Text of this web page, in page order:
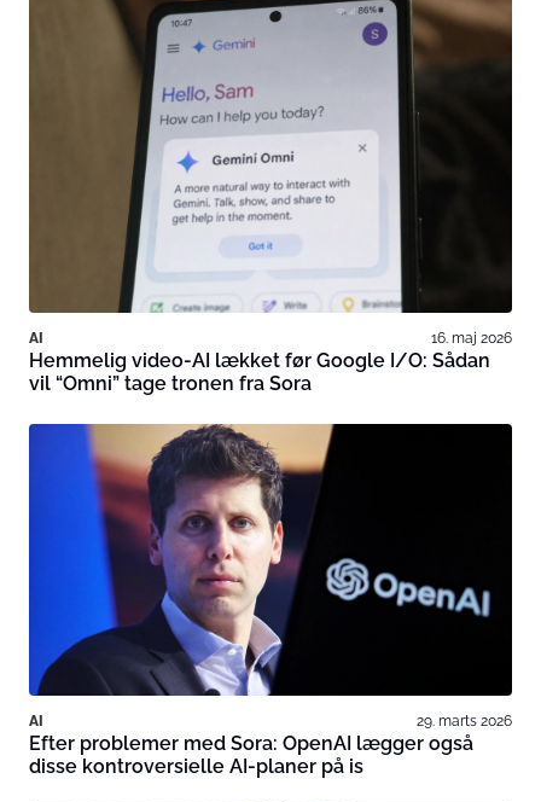
AI 16. maj 2026
Hemmelig video-AI lækket før Google I/O: Sådan
vil “Omni” tage tronen fra Sora
AI 29. marts 2026
Efter problemer med Sora: OpenAI lægger også
disse kontroversielle AI-planer på is